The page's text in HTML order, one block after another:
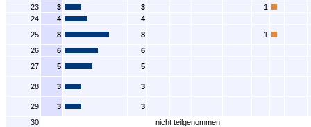
23
3 3
1
24
4
4
25
8 8
1
26
6
6
27
5 5
28 3 3
29 3
3
30
nicht teilgenommen